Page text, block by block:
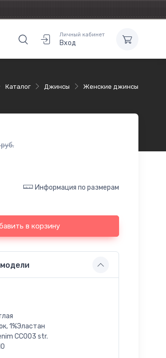
Личный кабинет
Вход
Каталог Джинсы Женские джинсы
Информация по размерам
в корзину
1%Эластан
CC003 str.